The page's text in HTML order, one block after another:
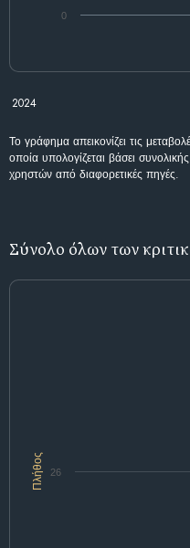
0
2024
Το γράφημα απεικονίζει τις
οποία υπολογίζεται βάσει
χρηστών από διαφορετικές πηγές.
Σύνολο όλων των
Πλήθος 26